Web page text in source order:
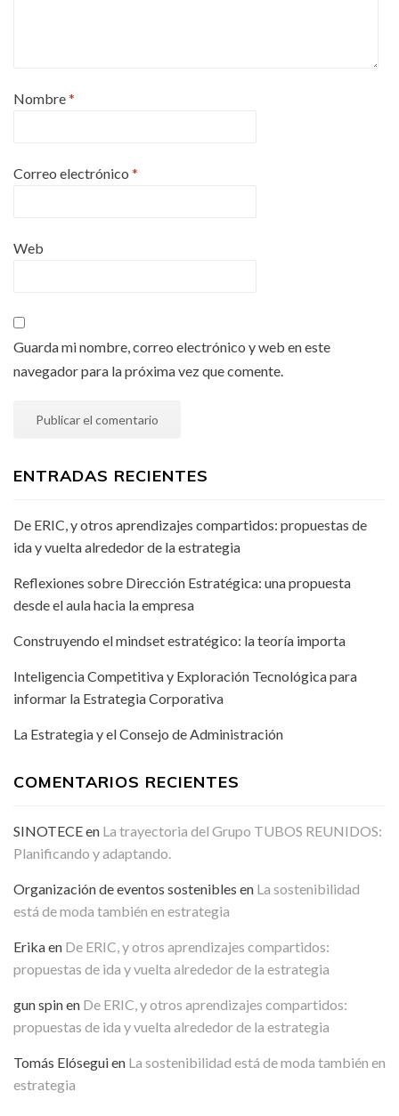
Nombre*
Correo electrónico *
Web
Guarda mi nombre, correo electrónico y web en este
navegador para la próxima vez que comente.
ENTRADAS RECIENTES
De ERIC, y otros aprendizajes compartidos: propuestas de
ida y vuelta alrededor de la estrategia
Reflexiones sobre Dirección Estratégica: una propuesta
desde el aula hacia la empresa
Construyendo el mindset estratégico: la teoría importa
Inteligencia Competitiva y Exploración Tecnológica para
informar la Estrategia Corporativa
La Estrategia y el Consejo de Administración
COMENTARIOS RECIENTES
SINOTECEen La trayectoria del Grupo TUBOS REUNIDOS:
Planificando y adaptando.
Organización de eventos sostenibles en La sostenibilidad
está de moda también en estrategia
Erikaen De ERIC, y otros aprendizajes compartidos:
propuestas de ida y vuelta alrededor de la estrategia
gun spinen De ERIC, y otros aprendizajes compartidos:
propuestas de ida y vuelta alrededor de la estrategia
Tomás Elóseguien La sostenibilidad está de moda también en
estrategia